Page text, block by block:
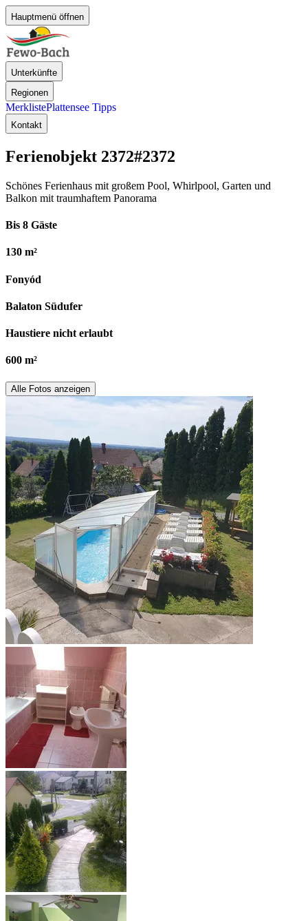
Hauptmenü öffnen
Unterkünfte
Regionen
MerklistePlattensee Tipps
Kontakt
Ferienobjekt 2372#2372
Schönes Ferienhaus mit großem Pool, Whirlpool, Garten und
Balkon mit traumhaftem Panorama
Bis 8 Gäste
130 m²
Fonyód
Balaton Südufer
Haustiere nicht erlaubt
600 m²
Alle Fotos anzeigen